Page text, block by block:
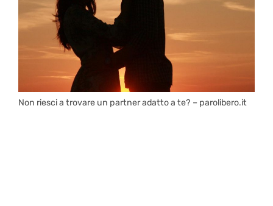
Non riesci a trovare un partner adatto a te? – parolibero.it